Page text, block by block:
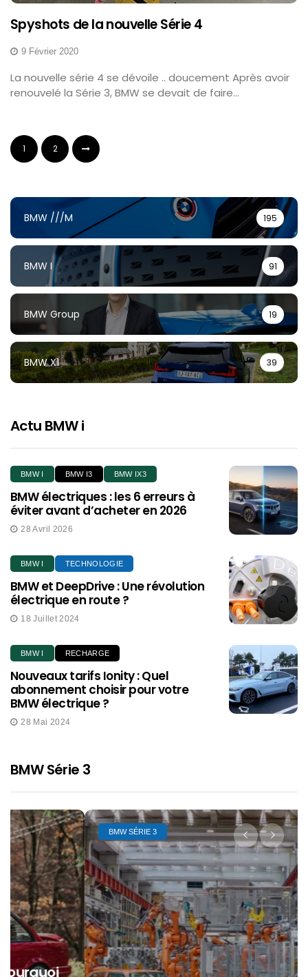
Spyshots de la nouvelle Série 4
9 Février 2020
La nouvelle série 4 se dévoile .. doucement Après avoir
renouvelé la Série 3, BMW se devait de faire...
1 2
BMW ///M 195
BMW I 91
BMW Group 19
BMW X1 39
Actu BMW i
BMW I BMW I3 BMW IX3
BMW électriques : les 6 erreurs à
éviter avant d’acheter en 2026
28 Avril 2026
BMW I TECHNOLOGIE
BMW et DeepDrive : Une révolution
électrique en route ?
18 Juillet 2024
BMW I RECHARGE
Nouveaux tarifs Ionity : Quel
abonnement choisir pour votre
BMW électrique ?
28 Mai 2024
BMW Série 3
BMW SÉRIE 3